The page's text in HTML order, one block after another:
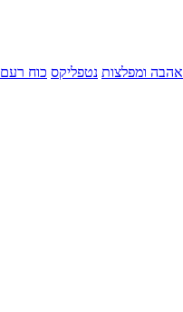
אהבה ומפלצות נטפליקס כוח רעם